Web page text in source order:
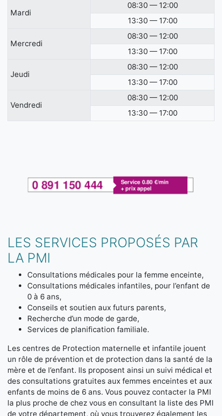
Mardi
08:30 — 12:00
13:30 — 17:00
Mercredi
08:30 — 12:00
13:30 — 17:00
Jeudi
08:30 — 12:00
13:30 — 17:00
Vendredi
08:30 — 12:00
13:30 — 17:00
LES SERVICES PROPOSÉS PAR
LA PMI
Consultations médicales pour la femme enceinte,
Consultations médicales infantiles, pour l’enfant de
0 à 6 ans,
Conseils et soutien aux futurs parents,
Recherche d’un mode de garde,
Services de planification familiale.
Les centres de Protection maternelle et infantile jouent
un rôle de prévention et de protection dans la santé de la
mère et de l’enfant. Ils proposent ainsi un suivi médical et
des consultations gratuites aux femmes enceintes et aux
enfants de moins de 6 ans. Vous pouvez contacter la PMI
la plus proche de chez vous en consultant la liste des PMI
de votre département, où vous trouverez également les